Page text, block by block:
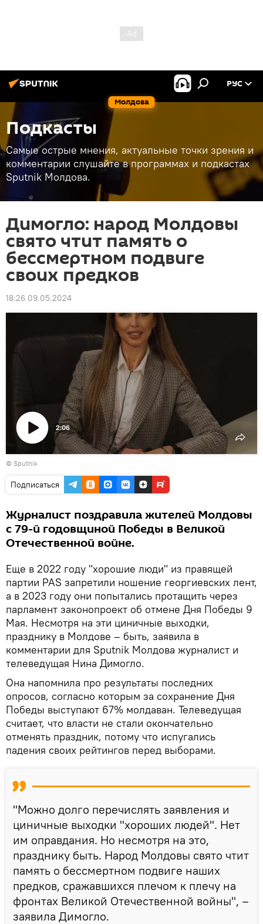
Молдова
РУС
Подкасты
Самые острые мнения, актуальные точки зрения и
комментарии слушайте в программах и подкастах
Sputnik Молдова.
Димогло: народ Молдовы
свято чтит память о
бессмертном подвиге
своих предков
18:26 09.05.2024
Воспроизвести
видео
2:06
© Sputnik
Подписаться
Журналист поздравила жителей Молдовы
с 79-й годовщиной Победы в Великой
Отечественной войне.
Еще в 2022 году "хорошие люди" из правящей
партии PAS запретили ношение георгиевских лент,
а в 2023 году они попытались протащить через
парламент законопроект об отмене Дня Победы 9
Мая. Несмотря на эти циничные выходки,
празднику в Молдове – быть, заявила в
комментарии для Sputnik Молдова журналист и
телеведущая Нина Димогло.
Она напомнила про результаты последних
опросов, согласно которым за сохранение Дня
Победы выступают 67% молдаван. Телеведущая
считает, что власти не стали окончательно
отменять праздник, потому что испугались
падения своих рейтингов перед выборами.
"Можно долго перечислять заявления и
циничные выходки "хороших людей". Нет
им оправдания. Но несмотря на это,
празднику быть. Народ Молдовы свято чтит
память о бессмертном подвиге наших
предков, сражавшихся плечом к плечу на
фронтах Великой Отечественной войны", –
заявила Димогло.